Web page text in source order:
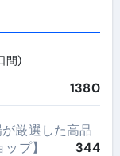
間)
1380
厳選した高品
プ】
344